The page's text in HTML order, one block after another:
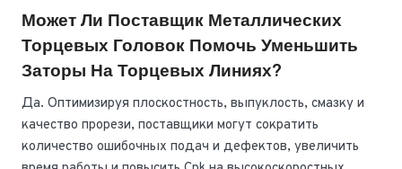
Может Ли Поставщик Металлических
Торцевых Головок Помочь Уменьшить
Заторы На Торцевых Линиях?
Да. Оптимизируя плоскостность, выпуклость, смазку и
качество прорези, поставщики могут сократить
количество ошибочных подач и дефектов, увеличить